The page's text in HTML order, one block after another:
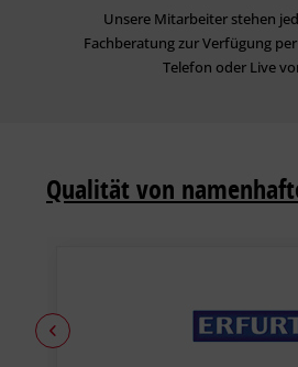
Unsere Mitarbeiter stehen
Fachberatung zur Verfügung
Telefon oder Live
Qualität von